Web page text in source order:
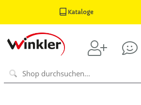
Kataloge